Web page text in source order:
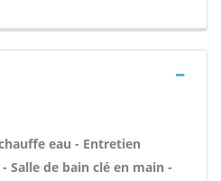
eau - Entretien
Salle de bain clé en main -